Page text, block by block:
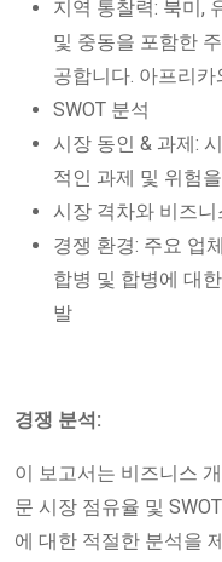
지역 통찰력: 북미,
및 중동을 포함한
공합니다. 아프리카
SWOT 분석
시장 동인 & 과제:
적인 과제 및 위험
시장 격차와 비즈
경쟁 환경: 주요 업
합병 및 합병에 대
발
경쟁 분석:
이 보고서는 비즈니스
문 시장 점유율 및
에 대한 적절한 분석을